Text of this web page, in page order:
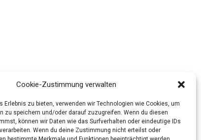
Cookie-Zustimmung verwalten
Erlebnis zu bieten, verwenden wir Technologien wie Cookies, um
zu speichern und/oder darauf zuzugreifen. Wenn du diesen
können wir Daten wie das Surfverhalten oder eindeutige IDs
Wenn du deine Zustimmung nicht erteilst oder